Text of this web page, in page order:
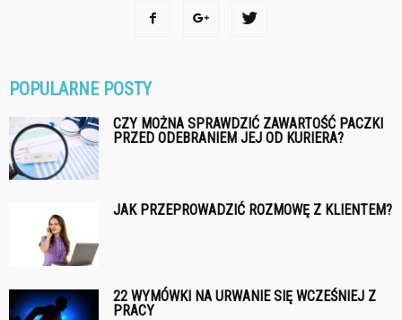
POPULARNE POSTY
CZY MOŻNA SPRAWDZIĆ ZAWARTOŚĆ PACZKI
PRZED ODEBRANIEM JEJ OD KURIERA?
JAK PRZEPROWADZIĆ ROZMOWĘ Z KLIENTEM?
22 WYMÓWKI NA URWANIE SIĘ WCZEŚNIEJ Z
PRACY